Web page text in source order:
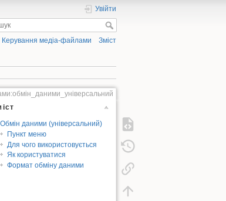
Увійти
Керування медіа-файлами Зміст
Обмін даними (універсальний)
Пункт меню
Для чого використовується
Як користуватися
Формат обміну даними